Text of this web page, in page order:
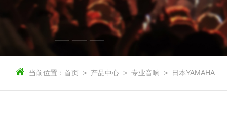
当前位置： 首页 产品中心 专业音响 日本YAMAHA